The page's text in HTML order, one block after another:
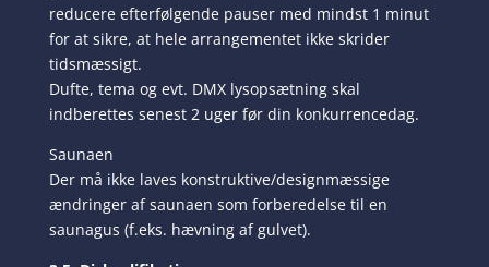
reducere efterfølgende pauser med mindst 1 minut
for at sikre, at hele arrangementet ikke skrider
tidsmæssigt.
Dufte, tema og evt. DMX lysopsætning skal
indberettes senest 2 uger før din konkurrencedag.
Saunaen
Der må ikke laves konstruktive/designmæssige
ændringer af saunaen som forberedelse til en
saunagus (f.eks. hævning af gulvet).